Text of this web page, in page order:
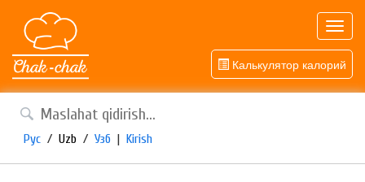
Калькулятор калорий
Рус / Uzb / Узб | Kirish